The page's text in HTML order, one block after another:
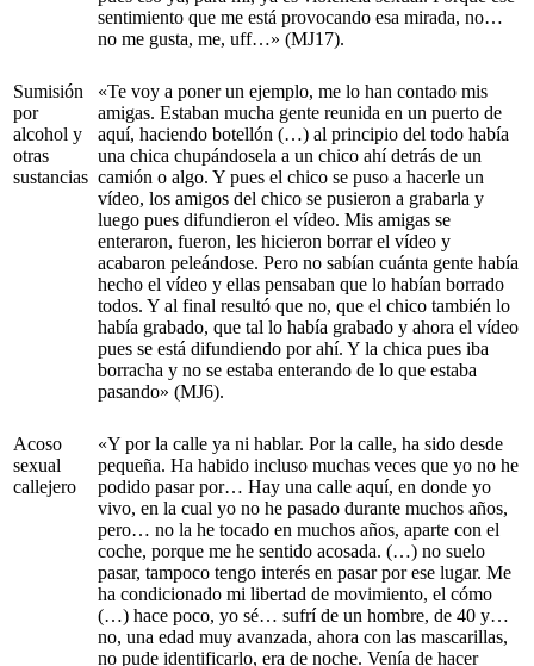
sentimiento que me está provocando esa mirada, no…
no me gusta, me, uff…» (MJ17).
Sumisión
por
alcohol y
otras
sustancias
«Te voy a poner un ejemplo, me lo han contado mis
amigas. Estaban mucha gente reunida en un puerto de
aquí, haciendo botellón (…) al principio del todo había
una chica chupándosela a un chico ahí detrás de un
camión o algo. Y pues el chico se puso a hacerle un
vídeo, los amigos del chico se pusieron a grabarla y
luego pues difundieron el vídeo. Mis amigas se
enteraron, fueron, les hicieron borrar el vídeo y
acabaron peleándose. Pero no sabían cuánta gente había
hecho el vídeo y ellas pensaban que lo habían borrado
todos. Y al final resultó que no, que el chico también lo
había grabado, que tal lo había grabado y ahora el vídeo
pues se está difundiendo por ahí. Y la chica pues iba
borracha y no se estaba enterando de lo que estaba
pasando» (MJ6).
Acoso
sexual
callejero
«Y por la calle ya ni hablar. Por la calle, ha sido desde
pequeña. Ha habido incluso muchas veces que yo no he
podido pasar por… Hay una calle aquí, en donde yo
vivo, en la cual yo no he pasado durante muchos años,
pero… no la he tocado en muchos años, aparte con el
coche, porque me he sentido acosada. (…) no suelo
pasar, tampoco tengo interés en pasar por ese lugar. Me
ha condicionado mi libertad de movimiento, el cómo
(…) hace poco, yo sé… sufrí de un hombre, de 40 y…
no, una edad muy avanzada, ahora con las mascarillas,
no pude identificarlo, era de noche. Venía de hacer